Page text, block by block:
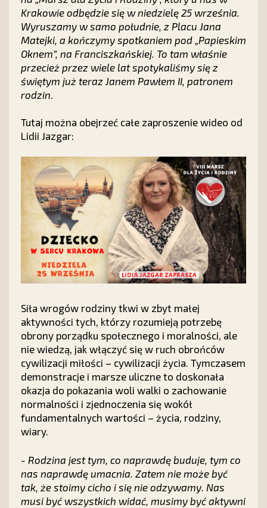
Krakowie odbędzie się w niedzielę 25 września.
Wyruszamy w samo południe, z Placu Jana
Matejki, a kończymy spotkaniem pod „Papieskim
Oknem”, na Franciszkańskiej. To tam właśnie
przecież przez wiele lat spotykaliśmy się z
świętym już teraz Janem Pawłem II, patronem
rodzin.
Tutaj można obejrzeć całe zaproszenie wideo od
Lidii Jazgar:
Siła wrogów rodziny tkwi w zbyt małej
aktywności tych, którzy rozumieją potrzebę
obrony porządku społecznego i moralności, ale
nie wiedzą, jak włączyć się w ruch obrońców
cywilizacji miłości – cywilizacji życia. Tymczasem
demonstracje i marsze uliczne to doskonała
okazja do pokazania woli walki o zachowanie
normalności i zjednoczenia się wokół
fundamentalnych wartości – życia, rodziny,
wiary.
- Rodzina jest tym, co naprawdę buduje, tym co
nas naprawdę umacnia. Zatem nie może być
tak, że stoimy cicho i się nie odzywamy. Nas
musi być wszystkich widać, musimy być aktywni